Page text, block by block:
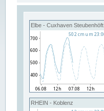
Elbe - Cuxhaven Steubenhöft
RHEIN - Koblenz